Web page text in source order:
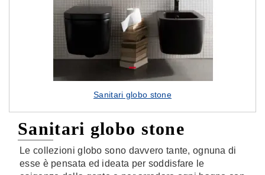
Sanitari globo stone
Sanitari globo stone
Le collezioni globo sono davvero tante, ognuna di
esse è pensata ed ideata per soddisfare le